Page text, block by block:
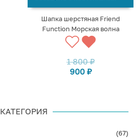
Шапка шерстяная Friend
Function Морская волна
1 800₽
900 ₽
КАТЕГОРИЯ
(67)